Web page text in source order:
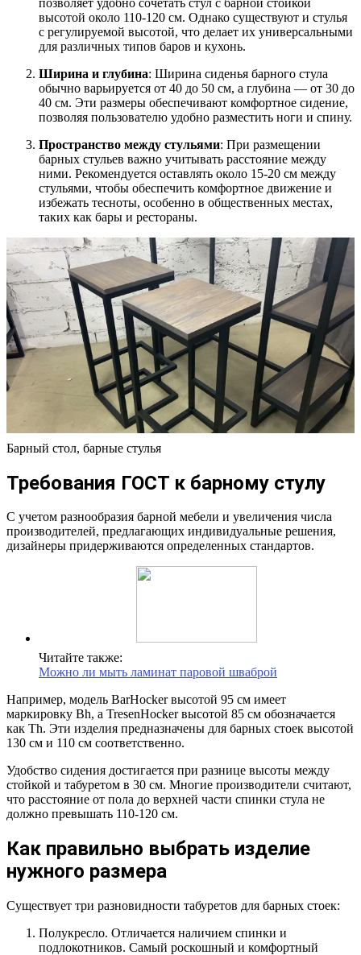
высотой около 110-120 см. Однако существуют и стулья
с регулируемой высотой, что делает их универсальными
для различных типов баров и кухонь.
Ширина и глубина: Ширина сиденья барного стула
обычно варьируется от 40 до 50 см, а глубина — от 30 до
40 см. Эти размеры обеспечивают комфортное сидение,
позволяя пользователю удобно разместить ноги и спину.
Пространство между стульями: При размещении
барных стульев важно учитывать расстояние между
ними. Рекомендуется оставлять около 15-20 см между
стульями, чтобы обеспечить комфортное движение и
избежать тесноты, особенно в общественных местах,
таких как бары и рестораны.
Барный стол, барные стулья
Требования ГОСТ к барному стулу
С учетом разнообразия барной мебели и увеличения числа
производителей, предлагающих индивидуальные решения,
дизайнеры придерживаются определенных стандартов.
Читайте также:
Можно ли мыть ламинат паровой шваброй
Например, модель BarHocker высотой 95 см имеет
маркировку Bh, а TresenHocker высотой 85 см обозначается
как Th. Эти изделия предназначены для барных стоек высотой
130 см и 110 см соответственно.
Удобство сидения достигается при разнице высоты между
стойкой и табуретом в 30 см. Многие производители считают,
что расстояние от пола до верхней части спинки стула не
должно превышать 110-120 см.
Как правильно выбрать изделие
нужного размера
Существует три разновидности табуретов для барных стоек:
Полукресло. Отличается наличием спинки и
подлокотников. Самый роскошный и комфортный